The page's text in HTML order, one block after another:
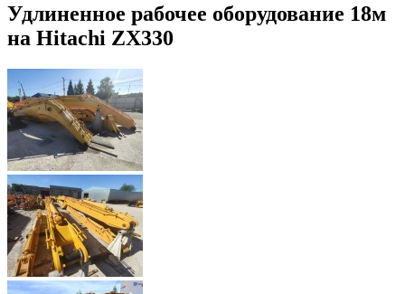
Удлиненное рабочее оборудование 18м
на Hitachi ZX330